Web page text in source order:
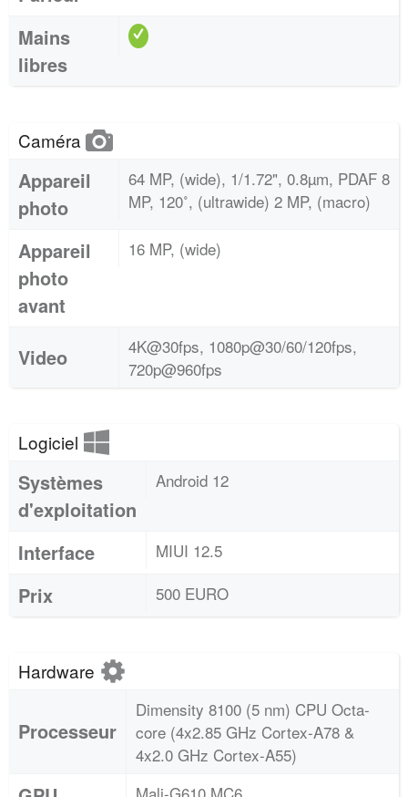
Mains
libres
Caméra
Appareil
photo
64 MP, (wide), 1/1.72", 0.8µm, PDAF 8
MP, 120˚, (ultrawide) 2 MP, (macro)
Appareil
photo
avant
16 MP, (wide)
Video
4K@30fps, 1080p@30/60/120fps,
720p@960fps
Logiciel
Systèmes
d'exploitation
Android 12
Interface MIUI 12.5
Prix 500 EURO
Hardware
Processeur
Dimensity 8100 (5 nm) CPU Octa-
core (4x2.85 GHz Cortex-A78 &
4x2.0 GHz Cortex-A55)